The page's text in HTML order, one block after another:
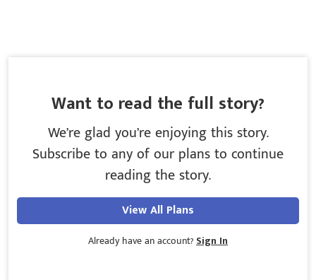
Want to read the full story?
We’re glad you’re enjoying this story.
Subscribe to any of our plans to continue
reading the story.
View All Plans
Already have an account? Sign In